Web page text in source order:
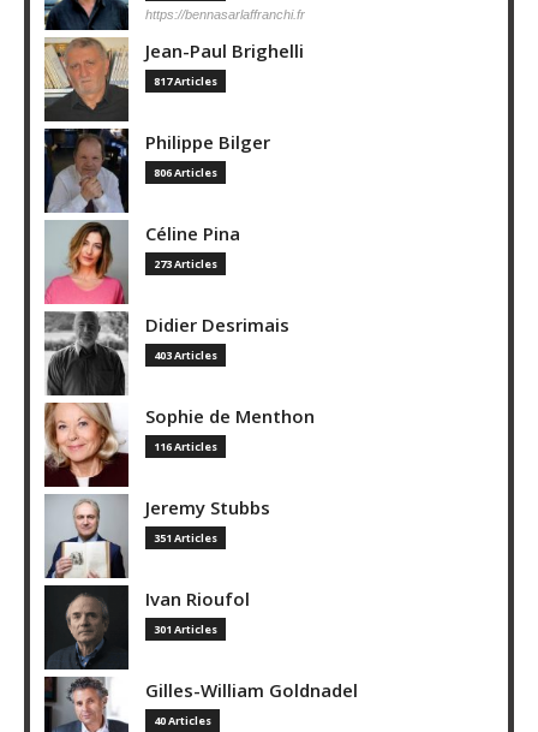
https://bennasarlaffranchi.fr
Jean-Paul Brighelli
817 Articles
Philippe Bilger
806 Articles
Céline Pina
273 Articles
Didier Desrimais
403 Articles
Sophie de Menthon
116 Articles
Jeremy Stubbs
351 Articles
Ivan Rioufol
301 Articles
Gilles-William Goldnadel
40 Articles